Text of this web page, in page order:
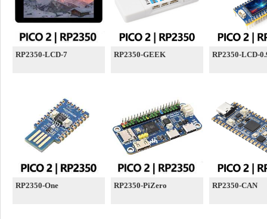
RP2350-LCD-7 RP2350-GEEK RP2350-LCD-
RP2350-One RP2350-PiZero RP2350-CAN